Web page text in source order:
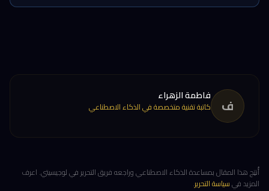
ف فاطمة الزهراء
كاتبة تقنية متخصصة في الذكاء الاصطناعي
أُنتِج هذا المقال بمساعدة الذكاء الاصطناعي وراجعه فريق التحرير في لوجيسيتي. اعرف
المزيد فيسياسة التحرير.